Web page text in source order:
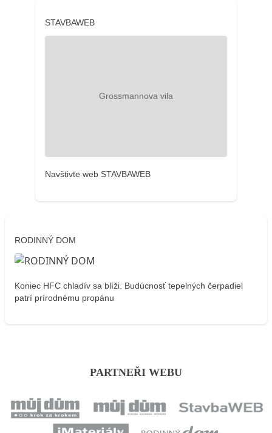
STAVBAWEB
Navštivte web STAVBAWEB
RODINNÝ DOM
Koniec HFC chladív sa blíži. Budúcnosť tepelných čerpadiel
patrí prírodnému propánu
PARTNEŘI WEBU